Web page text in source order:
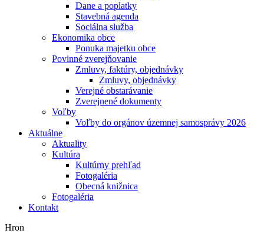
Dane a poplatky
Stavebná agenda
Sociálna služba
Ekonomika obce
Ponuka majetku obce
Povinné zverejňovanie
Zmluvy, faktúry, objednávky
Zmluvy, objednávky
Verejné obstarávanie
Zverejnené dokumenty
Voľby
Voľby do orgánov územnej samosprávy 2026
Aktuálne
Aktuality
Kultúra
Kultúrny prehľad
Fotogaléria
Obecná knižnica
Fotogaléria
Kontakt
Hron